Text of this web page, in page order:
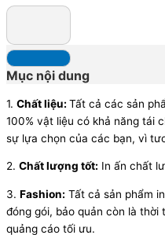
Mục nội dung
1. Chất liệu: Tất cả các sản
100% vật liệu có khả năng tái
sự lựa chọn của các bạn, vì
2. Chất lượng tốt: In ấn chất
3. Fashion: Tất cả sản phẩm
đóng gói, bảo quản còn là thời
quảng cáo tối ưu.